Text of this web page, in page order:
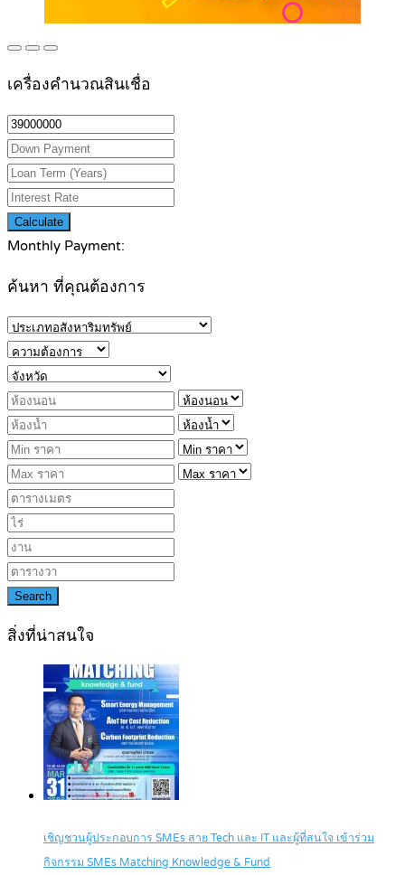
เครื่องคำนวณสินเชื่อ
Calculate
Monthly Payment:
ค้นหา ที่คุณต้องการ
Search
สิ่งที่น่าสนใจ
เชิญชวนผู้ประกอบการ SMEs สาย Tech และ IT และผู้ที่สนใจ เข้าร่วม
กิจกรรม SMEs Matching Knowledge & Fund